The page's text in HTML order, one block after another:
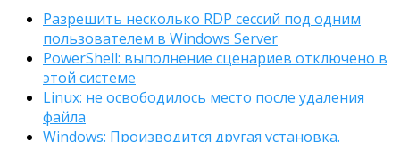
Разрешить несколько RDP сессий под одним
пользователем в Windows Server
PowerShell: выполнение сценариев отключено в
этой системе
Linux: не освободилось место после удаления
файла
Windows: Производится другая установка.